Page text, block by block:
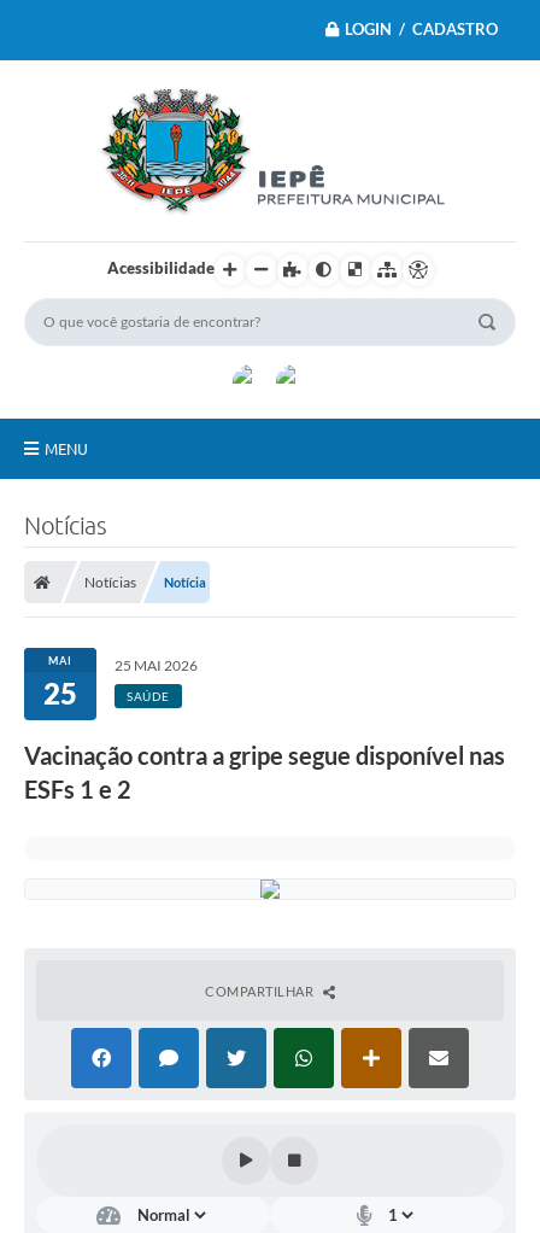
LOGIN / CADASTRO
Acessibilidade
MENU
Serviços Públicos
Carta de Serviços
Questionário de Mapeamento Cultural
Veículos paralisados
Legislação
Notícias
Notícias Notícia
MAI
25
25 MAI 2026
SAÚDE
Vacinação contra a gripe segue disponível nas
ESFs 1 e 2
COMPARTILHAR